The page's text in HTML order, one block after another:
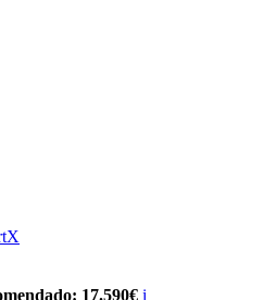
17.590€ i